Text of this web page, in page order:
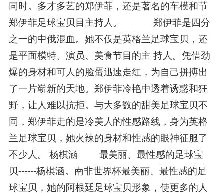
同时。多才多艺的郑伊菲，还是著名的车模和节
郑伊菲足球宝贝目主持人。 郑伊菲是四分
之一的中俄混血。她不仅是英格兰足球宝贝，还
是平面模特、演员、美食节目的主 持人。凭借劲
爆的身材和可人的脸蛋迅速走红，为自己拼搏出
了一片崭新的天地。郑伊菲冷艳中透着诱惑和狂
野，让人难以抗拒。与大多数的甜美足球宝贝不
同，郑伊菲走的是冷美人的性感路线，身为英格
兰足球宝贝，她火辣的身材和性感的眼神征服了
不少人。 杨棋涵 最美丽、最性感的足球宝
贝------杨棋涵。南非世界杯最美丽、最性感的足
球宝贝，她的阿根廷足球宝贝形象，使更多的人